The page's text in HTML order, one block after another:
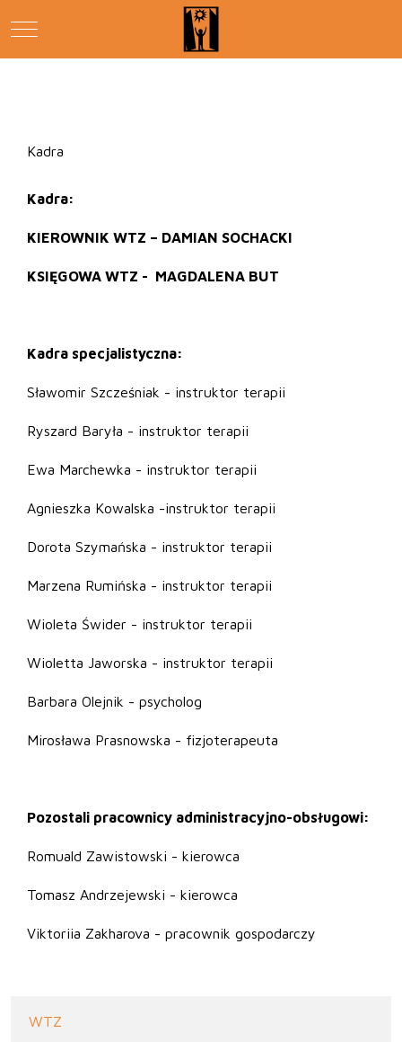
Mobile Menu Toggle
Kadra
Kadra:
KIEROWNIK WTZ – DAMIAN SOCHACKI
KSIĘGOWA WTZ - MAGDALENA BUT
Kadra specjalistyczna:
Sławomir Szcześniak - instruktor terapii
Ryszard Baryła - instruktor terapii
Ewa Marchewka - instruktor terapii
Agnieszka Kowalska -instruktor terapii
Dorota Szymańska - instruktor terapii
Marzena Rumińska - instruktor terapii
Wioleta Świder - instruktor terapii
Wioletta Jaworska - instruktor terapii
Barbara Olejnik - psycholog
Mirosława Prasnowska - fizjoterapeuta
Pozostali pracownicy administracyjno-obsługowi:
Romuald Zawistowski - kierowca
Tomasz Andrzejewski - kierowca
Viktoriia Zakharova - pracownik gospodarczy
WTZ